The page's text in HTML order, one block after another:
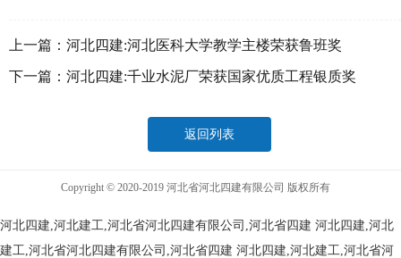
上一篇： 河北四建:河北医科大学教学主楼荣获鲁班奖
下一篇： 河北四建:千业水泥厂荣获国家优质工程银质奖
返回列表
Copyright © 2020-2019 河北省河北四建有限公司 版权所有
河北四建,河北建工,河北省河北四建有限公司,河北省四建 河北四建,河北
建工,河北省河北四建有限公司,河北省四建 河北四建,河北建工,河北省河